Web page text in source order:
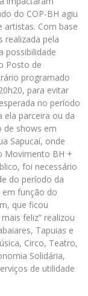
do COP-BH agiu
artistas. Com base
realizada pela
possibilidade
Posto de
programado
para evitar
no período
ela parceira ou da
de shows em
Sapucaí, onde
Movimento BH +
foi necessário
do período da
função do
que ficou
feliz” realizou
Tapuias e
Circo, Teatro,
Solidária,
de utilidade